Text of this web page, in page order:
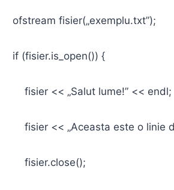
ofstream fisier(„exemplu.txt”);
if (fisier.is_open()) {
fisier << „Salut lume!” << endl;
fisier << „Aceasta este o linie
fisier.close();